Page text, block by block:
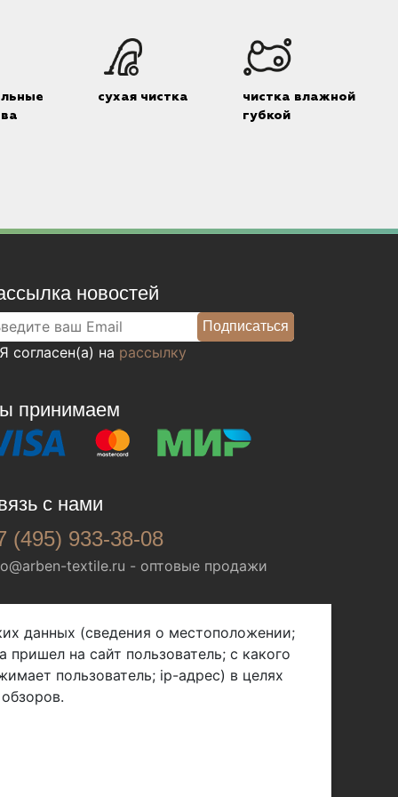
сухая чистка
чистка влажной
губкой
новостей
согласен(а) на рассылку
принимаем
с нами
(495) 933-38-08
textile.ru - оптовые продажи
данных (сведения о местоположении;
на сайт пользователь; с какого
пользователь; ip-адрес) в целях